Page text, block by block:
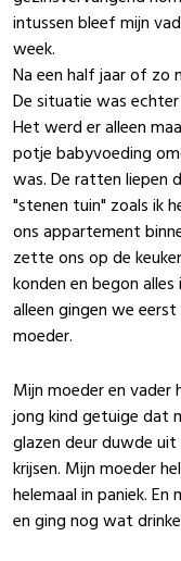
intussen bleef mijn
week.
Na een half jaar of zo
De situatie was
Het werd er alleen
potje babyvoeding
was. De ratten liepen
"stenen tuin" zoals ik
ons appartement
zette ons op de
konden en begon
alleen gingen we
moeder.
Mijn moeder en vader
jong kind getuige dat
glazen deur duwde
krijsen. Mijn moeder
helemaal in paniek. En
en ging nog wat